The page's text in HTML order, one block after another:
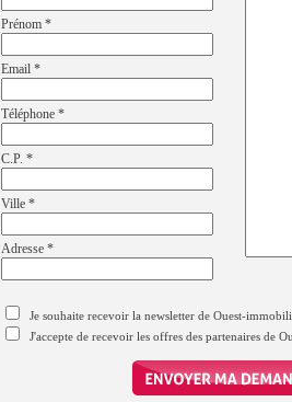
Prénom *
Email *
Téléphone *
C.P. *
Ville *
Adresse *
Je souhaite recevoir la newsletter de Ouest-
J'accepte de recevoir les offres des partenaires de